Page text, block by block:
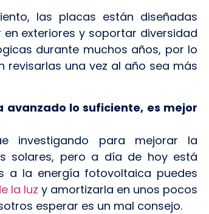
las placas están diseñadas
exteriores y soportar diversidad
durante muchos años, por lo
revisarlas una vez al año sea más
avanzado lo suficiente, es mejor
investigando para mejorar la
solares, pero a día de hoy está
a la energía fotovoltaica puedes
la luz y amortizarla en unos pocos
esperar es un mal consejo.